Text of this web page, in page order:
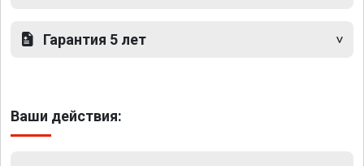
Гарантия 5 лет
Ваши действия: